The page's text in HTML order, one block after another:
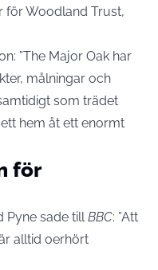
för Woodland Trust,
”The Major Oak har
målningar och
som trädet
hem åt ett enormt
för
Pyne sade tillBBC: ”Att
alltid oerhört